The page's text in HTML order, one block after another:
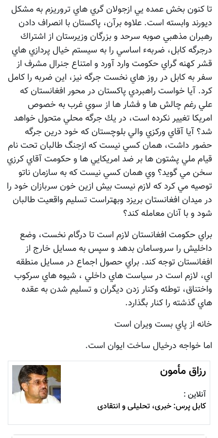
تا كنون بخش عمده يي ازجولان گري هاي تروريزم به مشكل
ديورند وابسته است. علاوه برآن، پاكستان با انصراف دادن
رهبران مذهبي صوبه سرحد و بزرگان وزيرستان از اشتراك
درجرگه كابل، ضربهء اساسي را به سيستم خيال پردازي هاي
قشر كهنه گراي حكومت وارد آورد و امتناع جنرال مشرف از
سفر به كابل در روز هاي نخست جرگه نيز، اين ضربه را كامل
كرد. آيا خواست راهبردي پاكستان در محور افغانستان كه
علي رغم چالش ها و فشار ها از سوي غرب به خصوص
امريكا تغيير نكرده است، در يك جرگه محلي متحول خواهد
شد؟ آيا آقاي وركزي والي بلوچستان كه خود درين جرگه
حضور داشت، همان كسي نيست كه ازجنگ طالبان تحت نام
قيام ملي پشتون ها بر ضد امريكايي ها و حكومت آقاي كرزي
سخن مي گويد؟ وي همان كسي نيست كه به سازمان ناتو
توصيه مي كرد كه لازم نيست بيش ازين خون سربازان خود را
در ميدان افغانستان بريزد وبهتراست تسليم واقعيت طالبان
شود و با آنان معامله كند؟
براي حكومت افغانستان لازم است تا درگام نخست، وضع
داخليش را سروسامان بدهد و سپس به مسايل خارج از
افغانستان توجه كند. براي حصول اجماع در مسايل منطقه
اي، لازم است در سياست هاي داخلي ، شيوه هاي سركوب
واختناق، توطئه وكنار زدن ديگران و تسليم شدن به عقده
هاي گذشته را كنار بگذارد.
خانه از پاي بست ويران است
اما خواجه درخيال ساخت ايوان است.
رزاق مأمون
آنلاین :
کابل پرس: خبری، تحليلی و انتقادی